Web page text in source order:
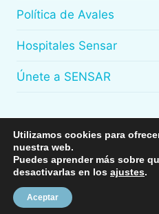
Política de Avales
Hospitales Sensar
Únete a SENSAR
© 2026Sensar
Utilizamos cookies para
nuestra web.
Puedes aprender más sobre
desactivarlas en los ajustes.
Aceptar